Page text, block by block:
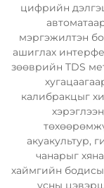
цифрийн
мэргэжилтэн
ашиглах
зөөврийн TDS
калибракцыг
акуакультур,
чанарыг
хаймгийн
усны